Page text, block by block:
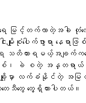
င်ရေ မြင့်တက်လာတဲ့အခါ
မျိုးစုံပေါက်ဖွားရာ နေရာ
သတိထားရမယ့်အချက်က
၊ ခဲ စတဲ့ အန္တရာ
တချို့မှာ လက်ခံနိုင်တဲ့ အ
သုတေသီတွေ တွေ့ရှိထားပါတယ်။